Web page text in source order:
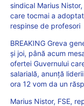
sindical Marius
care tocmai a
respinse de profesori
BREAKING Greva
și joi, până acum
ofertei Guvernului
salarială, anunță
ora 12 vom da un
Marius Nistor, FSE,